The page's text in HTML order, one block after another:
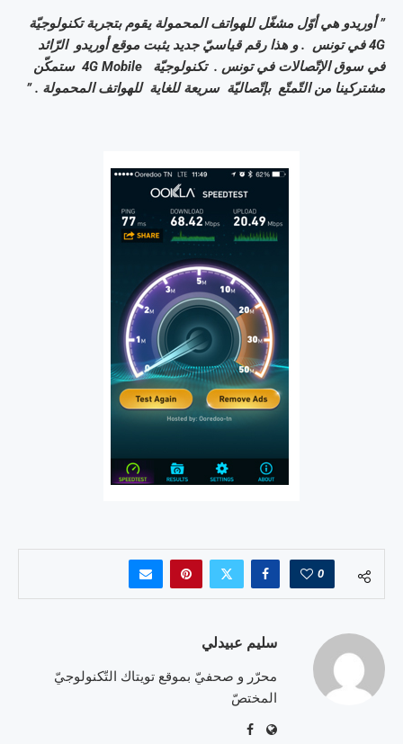
” أوريدو هي أوّل مشغّل للهواتف المحمولة يقوم بتجربة تكنولوجيّة
4G في تونس . و هذا رقم قياسيّ جديد يثبت موقع أوريدو الرّائد
في سوق الإتّصالات في تونس . تكنولوجيّة 4G Mobile ستمكّن
مشتركينا من التّمتّع بإتّصاليّة سريعة للغاية للهواتف المحمولة . ”
0
سليم عبيدلي
محرّر و صحفيّ بموقع تويتاك التّكنولوجيّ
المختصّ